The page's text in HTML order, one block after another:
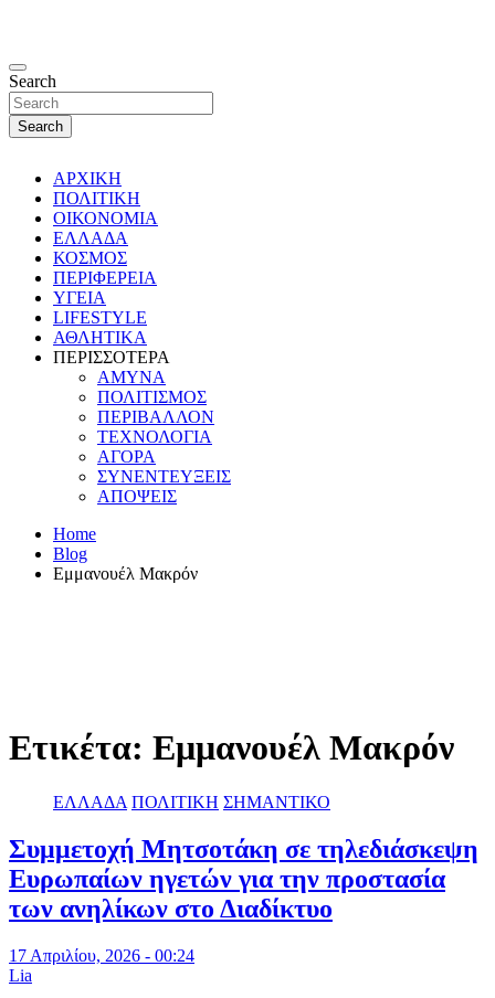
Search
Search
ΑΡΧΙΚΗ
ΠΟΛΙΤΙΚΗ
ΟΙΚΟΝΟΜΙΑ
ΕΛΛΑΔΑ
ΚΟΣΜΟΣ
ΠΕΡΙΦΕΡΕΙΑ
ΥΓΕΙΑ
LIFESTYLE
ΑΘΛΗΤΙΚΑ
ΠΕΡΙΣΣΟΤΕΡΑ
ΑΜΥΝΑ
ΠΟΛΙΤΙΣΜΟΣ
ΠΕΡΙΒΑΛΛΟΝ
ΤΕΧΝΟΛΟΓΙΑ
ΑΓΟΡΑ
ΣΥΝΕΝΤΕΥΞΕΙΣ
ΑΠΟΨΕΙΣ
Home
Blog
Εμμανουέλ Μακρόν
Ετικέτα: Εμμανουέλ Μακρόν
ΕΛΛΑΔΑ ΠΟΛΙΤΙΚΗ ΣΗΜΑΝΤΙΚΟ
Συμμετοχή Μητσοτάκη σε τηλεδιάσκεψη
Ευρωπαίων ηγετών για την προστασία
των ανηλίκων στο Διαδίκτυο
17 Απριλίου, 2026 - 00:24
Lia